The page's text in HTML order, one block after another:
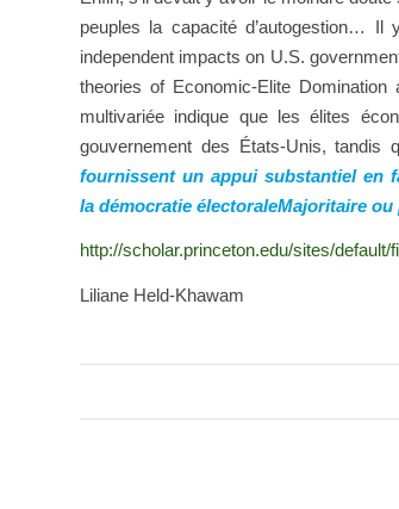
peuples la capacité d’autogestion… Il
independent impacts on U.S.
theories of Economic-Elite
multivariée indique que les élites
gouvernement des États-Unis,tandis
fournissent un appui substantiel en
la démocratie électoraleMajoritaire ou
http://scholar.princeton.edu/sites/
Liliane Held-Khawam